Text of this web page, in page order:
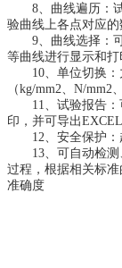
8、曲线遍历：试
验曲线上各点对应的
9、曲线选择：可
等曲线进行显示和打
10、单位切换：
（kg/mm2、N/mm2
11、试验报告：
印，并可导出EXCEL
12、安全保护：超
13、可自动检测
过程，根据相关标
准确度